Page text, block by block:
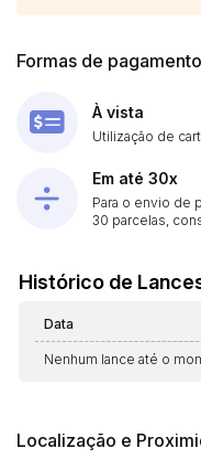
Formas de pagamento
À vista
Utilização de
Em até 30x
Para o envio de
30 parcelas,
Histórico de
Data
Nenhum lance até o
Localização e